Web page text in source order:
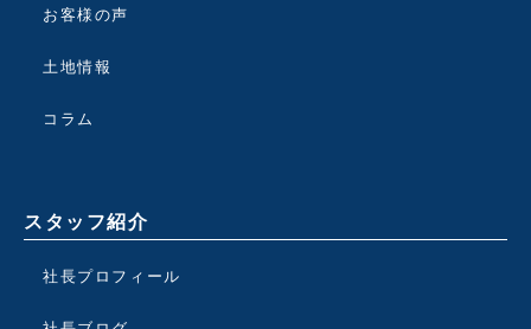
お客様の声
土地情報
コラム
スタッフ紹介
社長プロフィール